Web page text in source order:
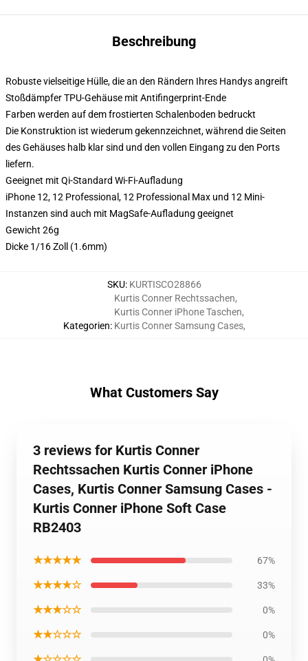
Beschreibung
Robuste vielseitige Hülle, die an den Rändern Ihres Handys angreift
Stoßdämpfer TPU-Gehäuse mit Antifingerprint-Ende
Farben werden auf dem frostierten Schalenboden bedruckt
Die Konstruktion ist wiederum gekennzeichnet, während die Seiten
des Gehäuses halb klar sind und den vollen Eingang zu den Ports
liefern.
Geeignet mit Qi-Standard Wi-Fi-Aufladung
iPhone 12, 12 Professional, 12 Professional Max und 12 Mini-
Instanzen sind auch mit MagSafe-Aufladung geeignet
Gewicht 26g
Dicke 1/16 Zoll (1.6mm)
SKU: KURTISCO28866
Kategorien:
Kurtis Conner Rechtssachen,
Kurtis Conner iPhone Taschen,
Kurtis Conner Samsung Cases,
What Customers Say
3 reviews for Kurtis Conner
Rechtssachen Kurtis Conner iPhone
Cases, Kurtis Conner Samsung Cases -
Kurtis Conner iPhone Soft Case
RB2403
★★★★★ 67%
★★★★☆ 33%
★★★☆☆ 0%
★★☆☆☆ 0%